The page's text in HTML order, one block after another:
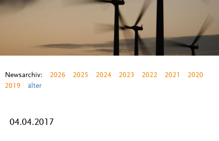
Newsarchiv: 2026 2025 2024 2023 2022 2021
2020
2019
älter
04.04.2017